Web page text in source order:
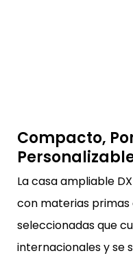
Compacto,
La casa ampliable
con materias
seleccionadas que
internacionales y se